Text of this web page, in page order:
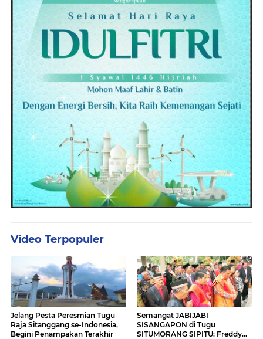
Video Terpopuler
Jelang Pesta Peresmian Tugu
Raja Sitanggang se-Indonesia,
Begini Penampakan Terakhir
Semangat JABIJABI
SISANGAPON di Tugu
SITUMORANG SIPITU: Freddy